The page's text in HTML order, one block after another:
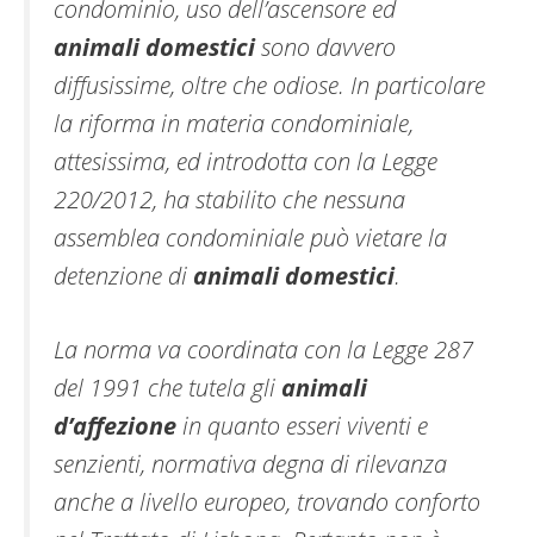
condominio, uso dell’ascensore ed
animali domesticisono davvero
diffusissime, oltre che odiose. In particolare
la riforma in materia condominiale,
attesissima, ed introdotta con la Legge
220/2012, ha stabilito che nessuna
assemblea condominiale può vietare la
detenzione di animali domestici.
La norma va coordinata con la Legge 287
del 1991 che tutela gli animali
d’affezionein quanto esseri viventi e
senzienti, normativa degna di rilevanza
anche a livello europeo, trovando conforto